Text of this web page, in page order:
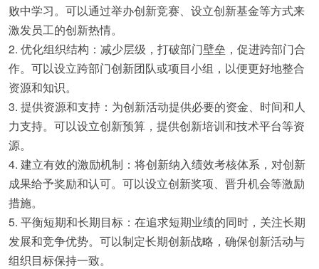
败中学习。可以通过举办创新竞赛、设立创新基金等方式来
激发员工的创新热情。
2. 优化组织结构：减少层级，打破部门壁垒，促进跨部门合
作。可以设立跨部门创新团队或项目小组，以便更好地整合
资源和知识。
3. 提供资源和支持：为创新活动提供必要的资金、时间和人
力支持。可以设立创新预算，提供创新培训和技术平台等资
源。
4. 建立有效的激励机制：将创新纳入绩效考核体系，对创新
成果给予奖励和认可。可以设立创新奖项、晋升机会等激励
措施。
5. 平衡短期和长期目标：在追求短期业绩的同时，关注长期
发展和竞争优势。可以制定长期创新战略，确保创新活动与
组织目标保持一致。